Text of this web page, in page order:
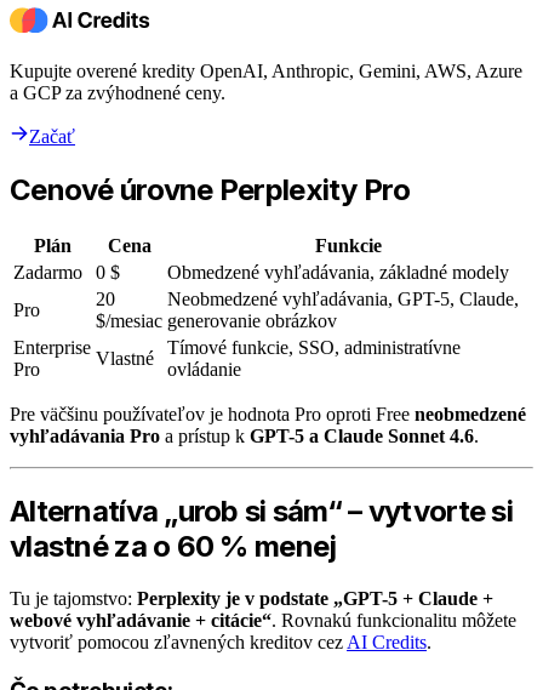
Kupujte overené kredity OpenAI, Anthropic, Gemini, AWS, Azure
a GCP za zvýhodnené ceny.
Začať
Cenové úrovne Perplexity Pro
Plán Cena
Funkcie
Zadarmo
0 $
Obmedzené vyhľadávania, základné modely
Pro
20
$/mesiac
Neobmedzené vyhľadávania, GPT-5, Claude,
generovanie obrázkov
Enterprise
Pro
Vlastné
Tímové funkcie, SSO, administratívne
ovládanie
Pre väčšinu používateľov je hodnota Pro oproti Free neobmedzené
vyhľadávania Pro a prístup k GPT-5 a Claude Sonnet 4.6.
Alternatíva „urob si sám“ – vytvorte si
vlastné za o 60 % menej
Tu je tajomstvo: Perplexity je v podstate „GPT-5 + Claude +
webové vyhľadávanie + citácie“. Rovnakú funkcionalitu môžete
vytvoriť pomocou zľavnených kreditov cez AI Credits.